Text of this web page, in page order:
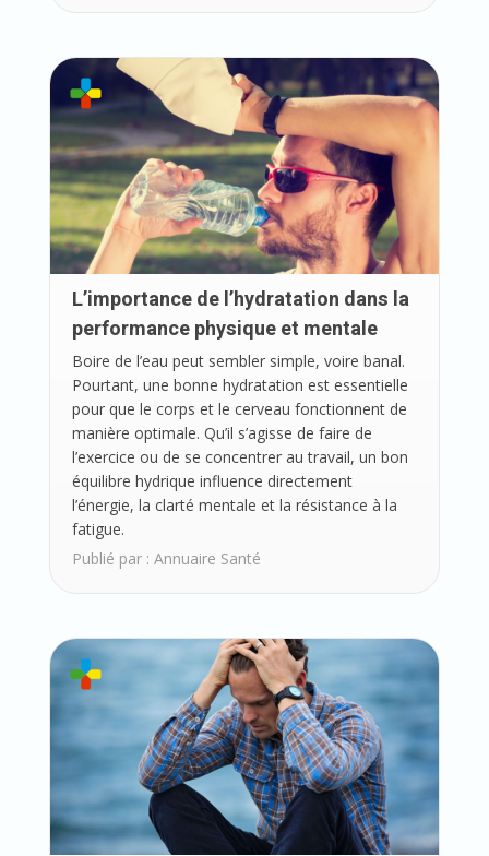
L’importance de l’hydratation dans la
performance physique et mentale
Boire de l’eau peut sembler simple, voire banal.
Pourtant, une bonne hydratation est essentielle
pour que le corps et le cerveau fonctionnent de
manière optimale. Qu’il s’agisse de faire de
l’exercice ou de se concentrer au travail, un bon
équilibre hydrique influence directement
l’énergie, la clarté mentale et la résistance à la
fatigue.
Publié par : Annuaire Santé